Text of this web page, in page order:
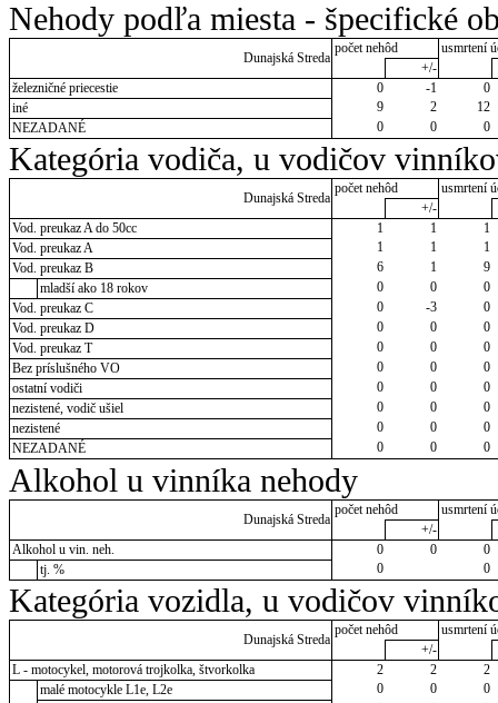
Nehody podľa miesta - špecifické
Dunajská Streda
počet nehôd
usmrtení
+/-
železničné priecestie
0 -1
0
iné
9 2
12
NEZADANÉ
0 0 0
Kategória vodiča, u vodičov
Dunajská Streda
počet nehôd
usmrtení
+/-
Vod. preukaz A do 50cc
1 1
1
Vod. preukaz A
1 1
1
Vod. preukaz B
6 1
9
mladší ako 18 rokov
0 0
0
Vod. preukaz C
0 -3
0
Vod. preukaz D
0 0
0
Vod. preukaz T
0 0
0
Bez príslušného VO
0 0
0
ostatní vodiči
0 0
0
nezistené, vodič ušiel
0 0
0
nezistené
0 0
0
NEZADANÉ
0 0 0
Alkohol u vinníka nehody
Dunajská Streda
počet nehôd
usmrtení
+/-
Alkohol u vin. neh.
0 0
0
tj. %
0 0
Kategória vozidla, u vodičov
Dunajská Streda
počet nehôd
usmrtení
+/-
L - motocykel, motorová trojkolka, štvorkolka
2 2
2
malé motocykle L1e, L2e
0 0
0